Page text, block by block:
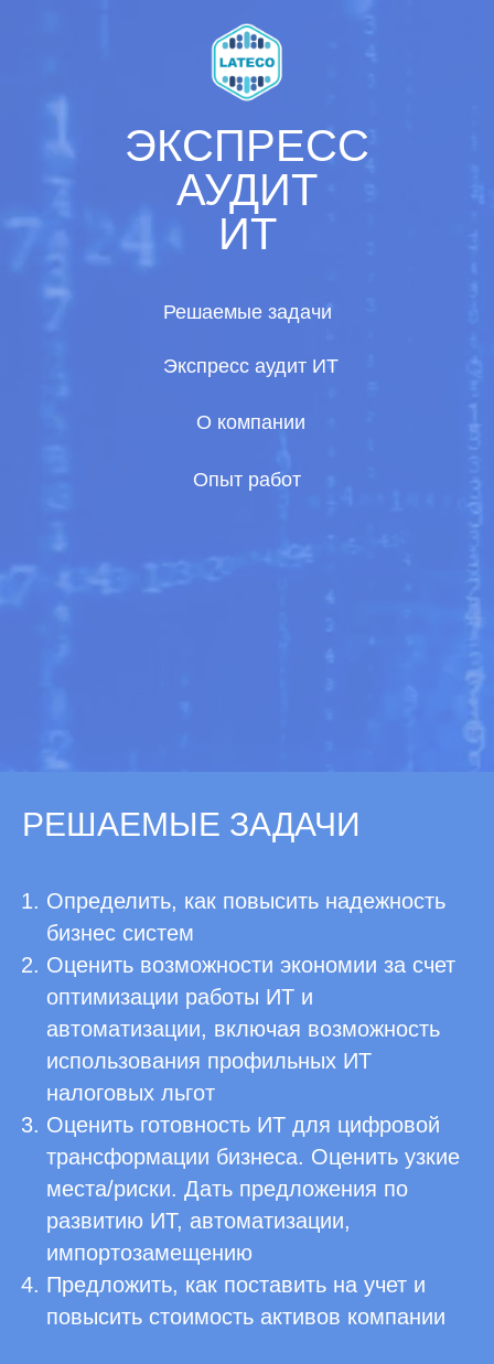
ЭКСПРЕСС
АУДИТ
ИТ
Решаемые задачи
Экспресс аудит ИТ
О компании
Опыт работ
РЕШАЕМЫЕ ЗАДАЧИ
Определить, как повысить надежность
бизнес систем
Оценить возможности экономии за счет
оптимизации работы ИТ и
автоматизации, включая возможность
использования профильных ИТ
налоговых льгот
Оценить готовность ИТ для цифровой
трансформации бизнеса. Оценить узкие
места/риски. Дать предложения по
развитию ИТ, автоматизации,
импортозамещению
Предложить, как поставить на учет и
повысить стоимость активов компании